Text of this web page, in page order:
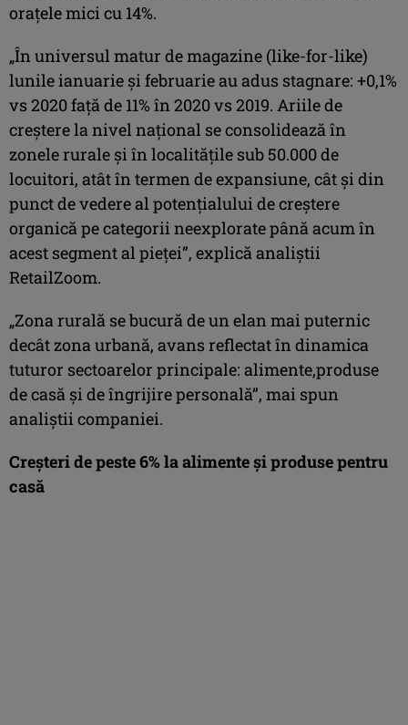
orațele mici cu 14%.
„În universul matur de magazine (like-for-like)
lunile ianuarie și februarie au adus stagnare: +0,1%
vs 2020 față de 11% în 2020 vs 2019. Ariile de
creștere la nivel național se consolidează în
zonele rurale și în localitățile sub 50.000 de
locuitori, atât în termen de expansiune, cât și din
punct de vedere al potențialului de creștere
organică pe categorii neexplorate până acum în
acest segment al pieței”, explică analiștii
RetailZoom.
„Zona rurală se bucură de un elan mai puternic
decât zona urbană, avans reflectat în dinamica
tuturor sectoarelor principale: alimente,produse
de casă și de îngrijire personală”, mai spun
analiștii companiei.
Creșteri de peste 6% la alimente și produse pentru
casă